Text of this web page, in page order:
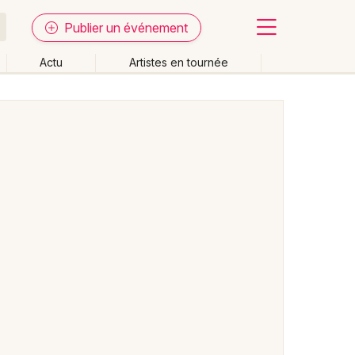
Publier un événement
Actu Artistes en tournée